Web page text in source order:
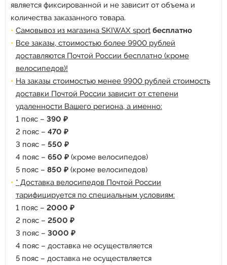
является фиксированной и не зависит от объема и
количества заказанного товара.
Самовывоз из магазина SKIWAX sport бесплатно
Все заказы, стоимостью более 9900 рублей
доставляются Почтой России бесплатно (кроме
велосипедов)!
На заказы стоимостью менее 9900 рублей стоимость
доставки Почтой России зависит от степени
удаленности Вашего региона, а именно:
1 пояс – 390 ₽
2 пояс – 470 ₽
3 пояс – 550 ₽
4 пояс – 650 ₽ (кроме велосипедов)
5 пояс – 850 ₽ (кроме велосипедов)
* Доставка велосипедов Почтой России
тарифицируется по специальным условиям:
1 пояс – 2000 ₽
2 пояс – 2500 ₽
3 пояс – 3000 ₽
4 пояс – доставка не осуществляется
5 пояс – доставка не осуществляется